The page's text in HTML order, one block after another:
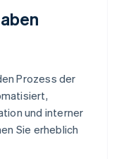
Prozess der
und interner
Sie erheblich